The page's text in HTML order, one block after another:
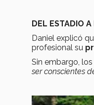
DEL ESTADIO
Daniel explicó
profesional su
Sin embargo,
ser conscientes